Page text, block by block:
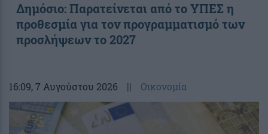
Δημόσιο: Παρατείνεται από το ΥΠΕΣ η
προθεσμία για τον προγραμματισμό των
προσλήψεων το 2027
16:09, 7 Αυγούστου 2026 || Οικονομία